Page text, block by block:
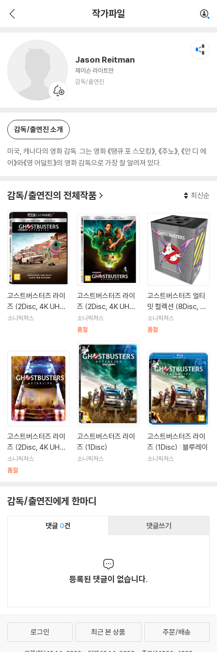
작가파일
Jason Reitman
제이슨 라이트만
감독/출연진
감독/출연진 소개
미국, 캐나다의 영화 감독. 그는 영화 《땡큐 포 스모킹》, 《주노》, 《인 디 에
어》와《영 어덜트》의 영화 감독으로 가장 잘 알려져 있다.
감독/출연진의 전체작품 최신순
고스트버스터즈 라이
즈 (2Disc, 4K UHD
일반판) : 블루레이
소니픽쳐스
고스트버스터즈 라이
즈 (2Disc, 4K UHD
슬립케이스 초회 한정
판) : 블루레이
소니픽쳐스
품절
고스트버스터즈 얼티
밋 컬렉션 (8Disc, 4K
UHD 초회 한정판) :
블루레이
소니픽쳐스
품절
고스트버스터즈 라이
즈 (2Disc, 4K UHD+
BD 스틸북 한정판) :
블루레이
소니픽쳐스
품절
고스트버스터즈 라이
즈 (1Disc)
소니픽쳐스
고스트버스터즈 라이
즈 (1Disc) : 블루레이
소니픽쳐스
감독/출연진에게 한마디
댓글 0건 댓글쓰기
등록된 댓글이 없습니다.
로그인 최근 본 상품 주문/배송